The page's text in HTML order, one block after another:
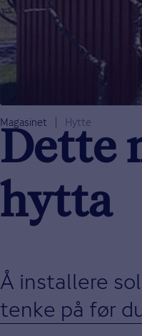
Magasinet Hytte
Dette
hytta
Å installere
tenke på før